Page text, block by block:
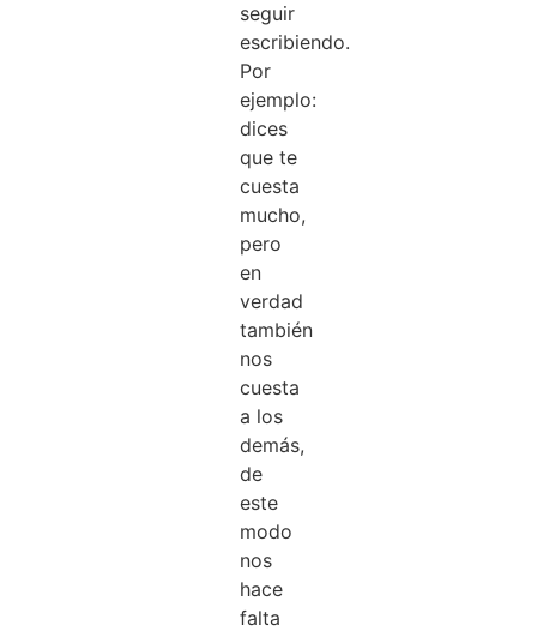
seguir
escribiendo.
Por
ejemplo:
dices
que te
cuesta
mucho,
pero
en
verdad
también
nos
cuesta
a los
demás,
de
este
modo
nos
hace
falta